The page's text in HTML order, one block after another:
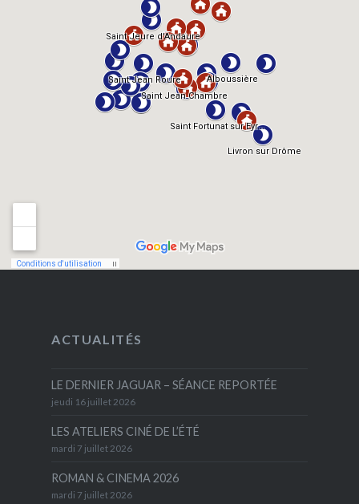
ACTUALITÉS
LE DERNIER JAGUAR – SÉANCE REPORTÉE
jeudi 16 juillet 2026
LES ATELIERS CINÉ DE L’ÉTÉ
mardi 7 juillet 2026
ROMAN & CINEMA 2026
mardi 7 juillet 2026